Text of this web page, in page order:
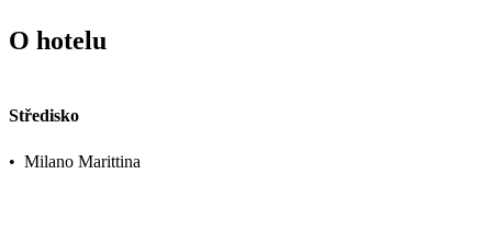
O hotelu
Středisko
• Milano Marittina